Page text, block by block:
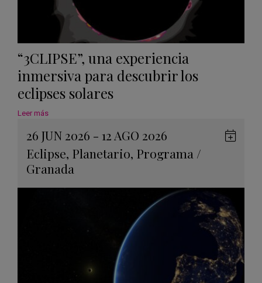
“3CLIPSE”, una experiencia
inmersiva para descubrir los
eclipses solares
Leer más
26 JUN 2026 - 12 AGO 2026
Eclipse, Planetario, Programa /
Granada